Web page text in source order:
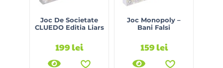
Joc De Societate
CLUEDO Editia Liars
199lei
Joc Monopoly –
Bani Falsi
159lei